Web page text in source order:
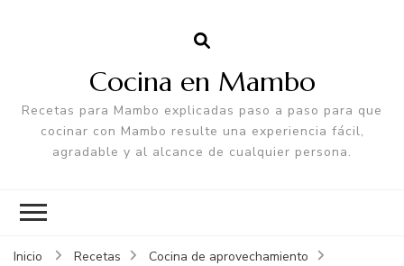
Cocina en Mambo
Recetas para Mambo explicadas paso a paso para que
cocinar con Mambo resulte una experiencia fácil,
agradable y al alcance de cualquier persona.
Inicio Recetas
Cocina de aprovechamiento